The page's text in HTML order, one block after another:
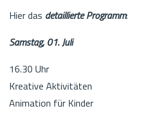
Hier das detaillierte Programm:
Samstag, 01. Juli
16.30 Uhr
Kreative Aktivitäten
Animation für Kinder